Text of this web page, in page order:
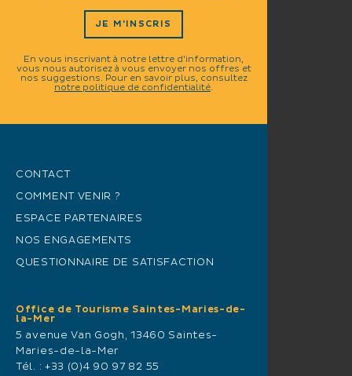
JE M'INSCRIS
En vous inscrivant à notre lettre d'information,
vous nous autorisez à vous envoyer nos offres et
nos suggestions. Pour en savoir plus, consultez
notre politique de confidentialité.
CONTACT
COMMENT VENIR ?
ESPACE PARTENAIRES
NOS ENGAGEMENTS
QUESTIONNAIRE DE SATISFACTION
Office de Tourisme Saintes-Maries-de-
la-Mer
5 avenue Van Gogh, 13460 Saintes-
Maries-de-la-Mer
Tél. : +33 (0)4 90 97 82 55